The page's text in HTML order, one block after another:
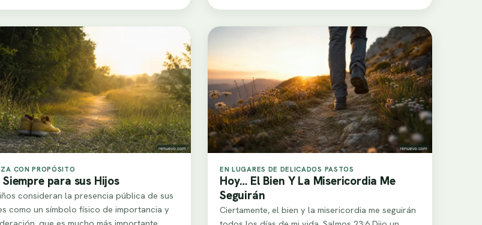
CON PROPÓSITO
Siempre para sus Hijos
consideran la presencia pública de sus
como un símbolo físico de importancia y
que es mucho más importante…
EN LUGARES DE DELICADOS PASTOS
Hoy… El Bien Y La Misericordia Me
Seguirán
Ciertamente, el bien y la misericordia me seguirán